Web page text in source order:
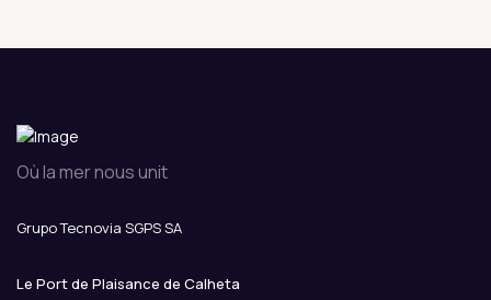
Où la mer nous unit
Grupo Tecnovia SGPS SA
Le Port de Plaisance de Calheta